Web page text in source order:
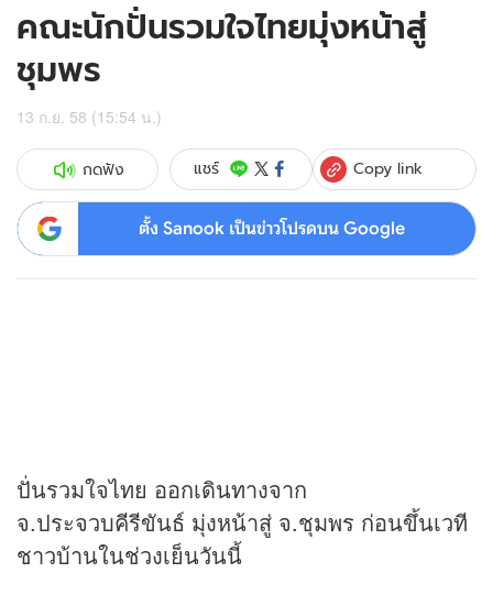
คณะนักปั่นรวมใจไทยมุ่งหน้าสู่
ชุมพร
13 ก.ย. 58 (15:54 น.)
กดฟัง แชร์ Copy link
ตั้ง Sanook เป็นข่าวโปรดบน Google
ปั่นรวมใจไทย ออกเดินทางจาก
จ.ประจวบคีรีขันธ์ มุ่งหน้าสู่ จ.ชุมพร ก่อนขึ้นเวที
ชาวบ้านในช่วงเย็นวันนี้